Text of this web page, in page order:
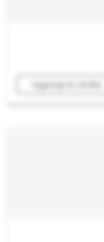
Aggiungi al carrello